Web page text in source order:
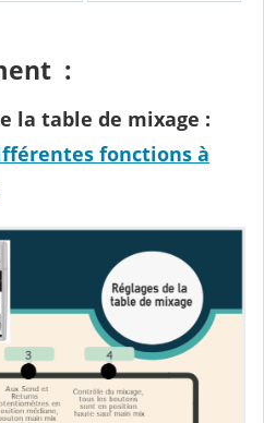
:
la table de mixage :
fonctions à